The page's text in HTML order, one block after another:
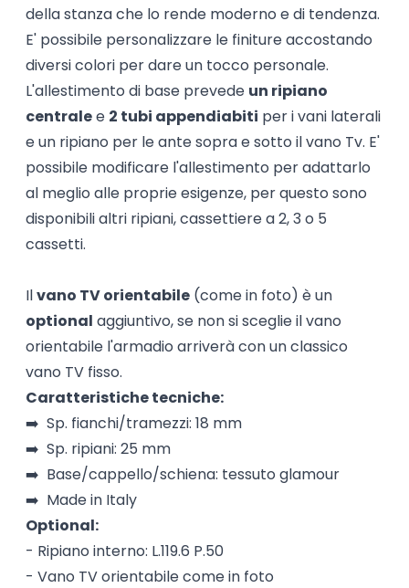
della stanza che lo rende moderno e di tendenza.
E' possibile personalizzare le finiture accostando
diversi colori per dare un tocco personale.
L'allestimento di base prevede un ripiano
centralee 2 tubi appendiabiti per i vani laterali
e un ripiano per le ante sopra e sotto il vano Tv. E'
possibile modificare l'allestimento per adattarlo
al meglio alle proprie esigenze, per questo sono
disponibili altri ripiani, cassettiere a 2, 3 o 5
cassetti.
Ilvano TV orientabile(come in foto) è un
optional aggiuntivo, se non si sceglie il vano
orientabile l'armadio arriverà con un classico
vano TV fisso.
Caratteristiche tecniche:
➡️ Sp. fianchi/tramezzi: 18 mm
➡️ Sp. ripiani: 25 mm
➡️ Base/cappello/schiena: tessuto glamour
➡️ Made in Italy
Optional:
- Ripiano interno: L.119.6 P.50
- Vano TV orientabile come in foto